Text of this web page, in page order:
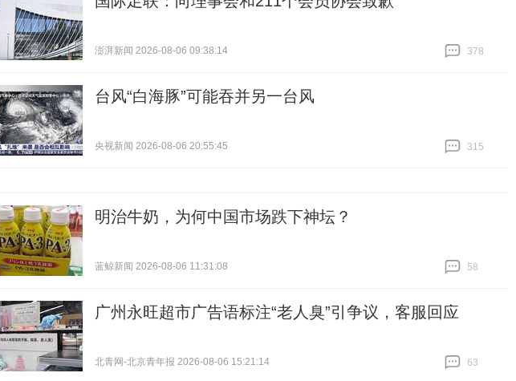
澎湃新闻 2026-08-06 09:38:14
378
台风“白海豚”可能吞并另一台风
央视新闻 2026-08-06 20:55:45
315
明治牛奶，为何中国市场跌下神坛？
蓝鲸新闻 2026-08-06 11:31:08
58
广州永旺超市广告语标注“老人臭”引争议，客服回应
北青网-北京青年报 2026-08-06 15:21:14
63